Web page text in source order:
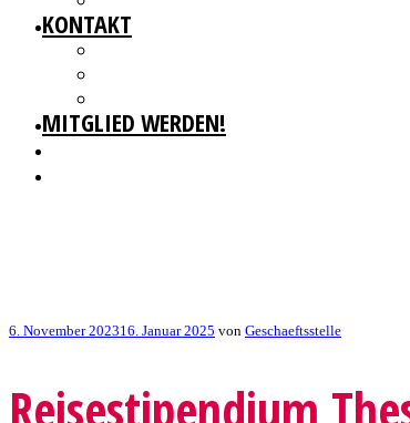
KONTAKT
MITGLIED WERDEN!
Veröffentlicht
6. November 202316. Januar 2025 von Geschaeftsstelle
Reisestipendium